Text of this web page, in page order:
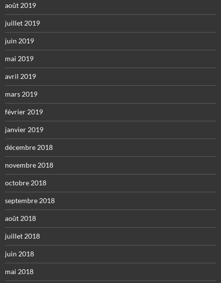
août 2019
juillet 2019
juin 2019
mai 2019
avril 2019
mars 2019
février 2019
janvier 2019
décembre 2018
novembre 2018
octobre 2018
septembre 2018
août 2018
juillet 2018
juin 2018
mai 2018